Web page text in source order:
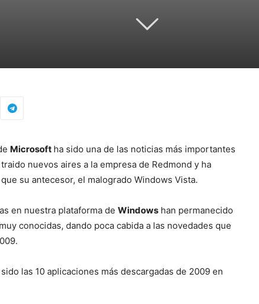
Microsoft ha sido una de las noticias más importantes
nuevos aires a la empresa de Redmond y ha
su antecesor, el malogrado Windows Vista.
en nuestra plataforma de Windows han permanecido
conocidas, dando poca cabida a las novedades que
las 10 aplicaciones más descargadas de 2009 en